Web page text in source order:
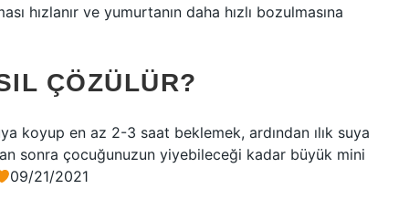
hızlanır ve yumurtanın daha hızlı bozulmasına
ÇÖZÜLÜR?
koyup en az 2-3 saat beklemek, ardından ılık suya
sonra çocuğunuzun yiyebileceği kadar büyük mini
09/21/2021